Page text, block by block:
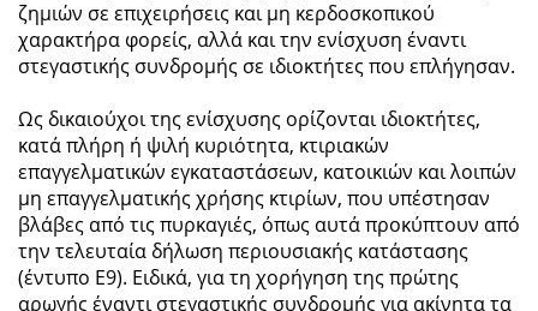
ζημιών σε επιχειρήσεις και μη κερδοσκοπικού
χαρακτήρα φορείς, αλλά και την ενίσχυση έναντι
στεγαστικής συνδρομής σε ιδιοκτήτες που επλήγησαν.
Ως δικαιούχοι της ενίσχυσης ορίζονται ιδιοκτήτες,
κατά πλήρη ή ψιλή κυριότητα, κτιριακών
επαγγελματικών εγκαταστάσεων, κατοικιών και λοιπών
μη επαγγελματικής χρήσης κτιρίων, που υπέστησαν
βλάβες από τις πυρκαγιές, όπως αυτά προκύπτουν από
την τελευταία δήλωση περιουσιακής κατάστασης
(έντυπο Ε9). Ειδικά, για τη χορήγηση της πρώτης
αρωγής έναντι στεγαστικής συνδρομής για ακίνητα τα